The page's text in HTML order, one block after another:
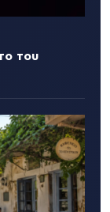
του